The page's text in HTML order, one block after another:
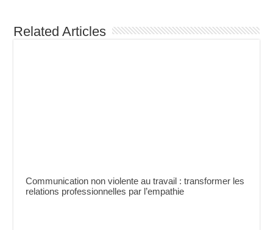
Related Articles
Communication non violente au travail : transformer les
relations professionnelles par l’empathie